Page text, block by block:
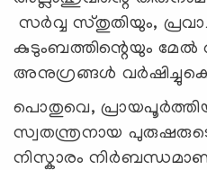
സര്‍വ്വ സ്തുതിയും,
കുടുംബത്തിന്റെയും മേല്‍
അനുഗ്രങ്ങള്‍
പൊതുവെ,
സ്വതന്ത്രനായ
നിസ്കാരം